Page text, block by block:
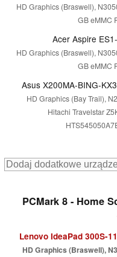
HD Graphics (Braswell),
GB eMMC
Acer Aspire
HD Graphics (Braswell),
GB eMMC
Asus X200MA-BING-
HD Graphics (Bay Trail),
Hitachi Travelstar
PCMark 8 - Home
Lenovo IdeaPad 300S-
HD Graphics (Braswell),